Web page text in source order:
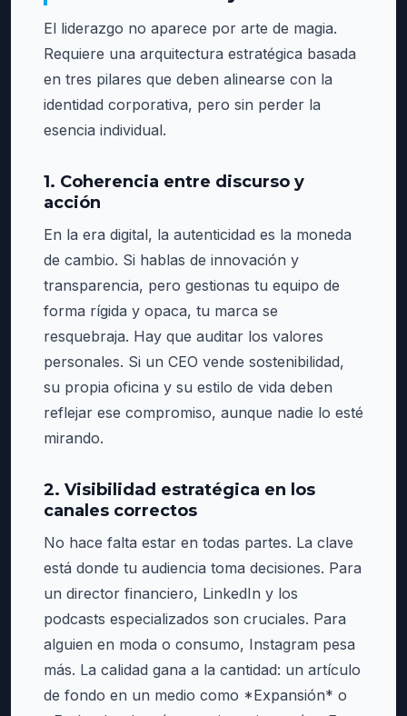
El liderazgo no aparece por arte de magia.
Requiere una arquitectura estratégica basada
en tres pilares que deben alinearse con la
identidad corporativa, pero sin perder la
esencia individual.
1. Coherencia entre discurso y
acción
En la era digital, la autenticidad es la moneda
de cambio. Si hablas de innovación y
transparencia, pero gestionas tu equipo de
forma rígida y opaca, tu marca se
resquebraja. Hay que auditar los valores
personales. Si un CEO vende sostenibilidad,
su propia oficina y su estilo de vida deben
reflejar ese compromiso, aunque nadie lo esté
mirando.
2. Visibilidad estratégica en los
canales correctos
No hace falta estar en todas partes. La clave
está donde tu audiencia toma decisiones. Para
un director financiero, LinkedIn y los
podcasts especializados son cruciales. Para
alguien en moda o consumo, Instagram pesa
más. La calidad gana a la cantidad: un artículo
de fondo en un medio como *Expansión* o